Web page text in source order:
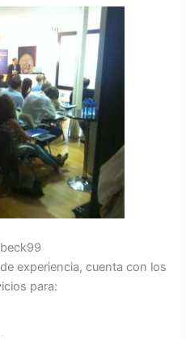
experiencia, cuenta con los
para: